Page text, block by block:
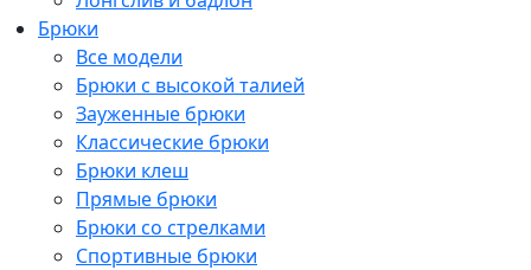
Брюки
Все модели
Брюки с высокой талией
Зауженные брюки
Классические брюки
Брюки клеш
Прямые брюки
Брюки со стрелками
Спортивные брюки